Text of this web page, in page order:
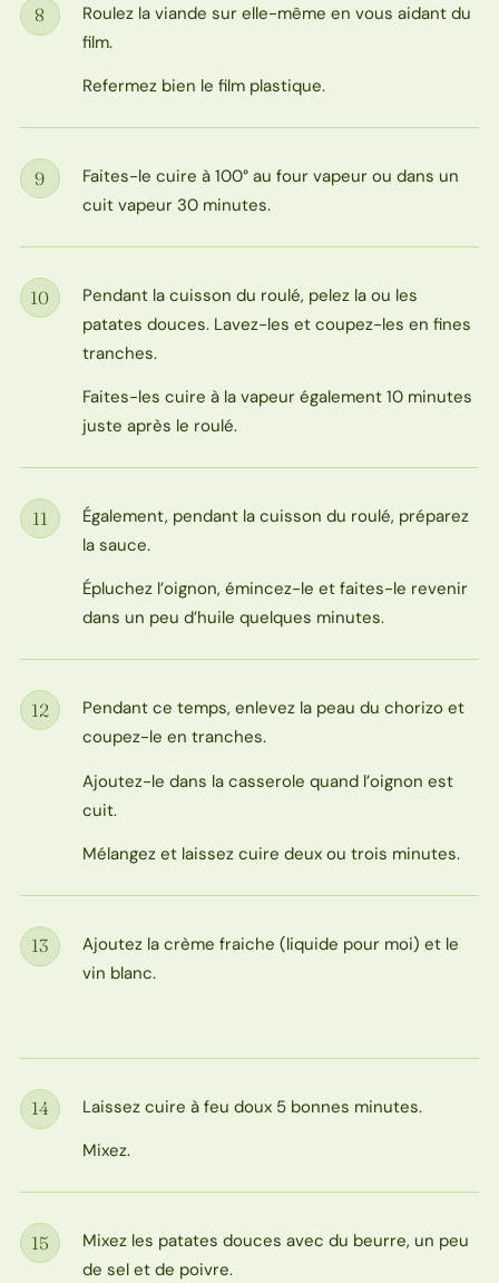
Étape
8
Roulez la viande sur elle-même en vous aidant du
film.
Refermez bien le film plastique.
Étape
9
Faites-le cuire à 100° au four vapeur ou dans un
cuit vapeur 30 minutes.
Étape
10
Pendant la cuisson du roulé, pelez la ou les
patates douces. Lavez-les et coupez-les en fines
tranches.
Faites-les cuire à la vapeur également 10 minutes
juste après le roulé.
Étape
11
Également, pendant la cuisson du roulé, préparez
la sauce.
Épluchez l’oignon, émincez-le et faites-le revenir
dans un peu d’huile quelques minutes.
Étape
12
Pendant ce temps, enlevez la peau du chorizo et
coupez-le en tranches.
Ajoutez-le dans la casserole quand l’oignon est
cuit.
Mélangez et laissez cuire deux ou trois minutes.
Étape
13
Ajoutez la crème fraiche (liquide pour moi) et le
vin blanc.
Étape
14
Laissez cuire à feu doux 5 bonnes minutes.
Mixez.
Étape
15
Mixez les patates douces avec du beurre, un peu
de sel et de poivre.